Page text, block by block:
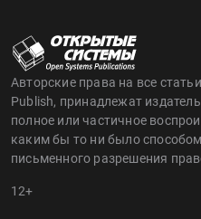
Авторские права на все
Publish, принадлежат
полное или частичное
каким бы то ни было
письменного разрешения
12+